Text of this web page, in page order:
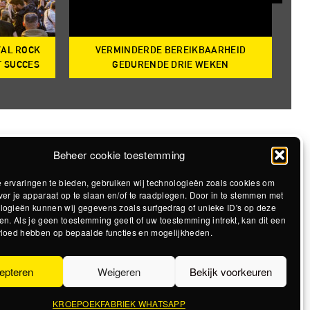
Beheer cookie toestemming
ervaringen te bieden, gebruiken wij technologieën zoals cookies om
je apparaat op te slaan en/of te raadplegen. Door in te stemmen met
kunnen wij gegevens zoals surfgedrag of unieke ID's op deze
Als je geen toestemming geeft of uw toestemming intrekt, kan dit een
hebben op bepaalde functies en mogelijkheden.
Weigeren Bekijk voorkeuren
KROEPOEKFABRIEK WHATSAPP
ROCK
SUCCES
VERMINDERDE BEREIKBAARHEID
GEDURENDE DRIE WEKEN